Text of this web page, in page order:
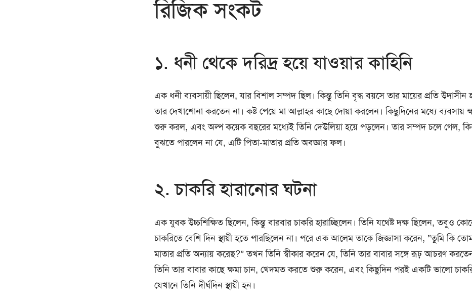
রিজিক সংকট
১. ধনী থেকে দরিদ্র হয়ে যাওয়ার কাহিনি
এক ধনী ব্যবসায়ী ছিলেন, যার বিশাল সম্পদ ছিল। কিন্তু তিনি বৃদ্ধ বয়সে তার মায়ের প্রতি উদাসীন
তার দেখাশোনা করতেন না। কষ্ট পেয়ে মা আল্লাহর কাছে দোয়া করলেন। কিছুদিনের মধ্যে ব্যবসায়
শুরু করল, এবং অল্প কয়েক বছরের মধ্যেই তিনি দেউলিয়া হয়ে পড়লেন। তার সম্পদ চলে গেল,
বুঝতে পারলেন না যে, এটি পিতা-মাতার প্রতি অবজ্ঞার ফল।
২. চাকরি হারানোর ঘটনা
এক যুবক উচ্চশিক্ষিত ছিলেন, কিন্তু বারবার চাকরি হারাচ্ছিলেন। তিনি যথেষ্ট দক্ষ ছিলেন, তবুও
চাকরিতে বেশি দিন স্থায়ী হতে পারছিলেন না। পরে এক আলেম তাকে জিজ্ঞাসা করেন, “তুমি কি
মাতার প্রতি অন্যায় করেছ?” তখন তিনি স্বীকার করেন যে, তিনি তার বাবার সঙ্গে রূঢ় আচরণ
তিনি তার বাবার কাছে ক্ষমা চান, খেদমত করতে শুরু করেন, এবং কিছুদিন পরই একটি ভালো
যেখানে তিনি দীর্ঘদিন স্থায়ী হন।